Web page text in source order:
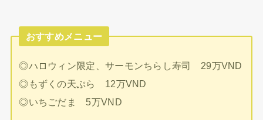
おすすめメニュー
◎ハロウィン限定、サーモンちらし寿司 29万VND
◎もずくの天ぷら 12万VND
◎いちごだま 5万VND